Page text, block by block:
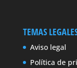
TEMAS
Aviso legal
Política de